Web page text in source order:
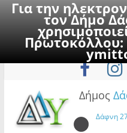
Για την
τον Δήμο
Πρωτοκόλλου:
to
Δευτέρα, 10
Δήμος
Δάφνη